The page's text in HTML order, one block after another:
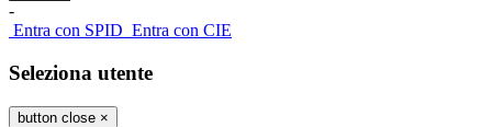
-
Entra con SPID Entra con CIE
Seleziona utente
button close ×